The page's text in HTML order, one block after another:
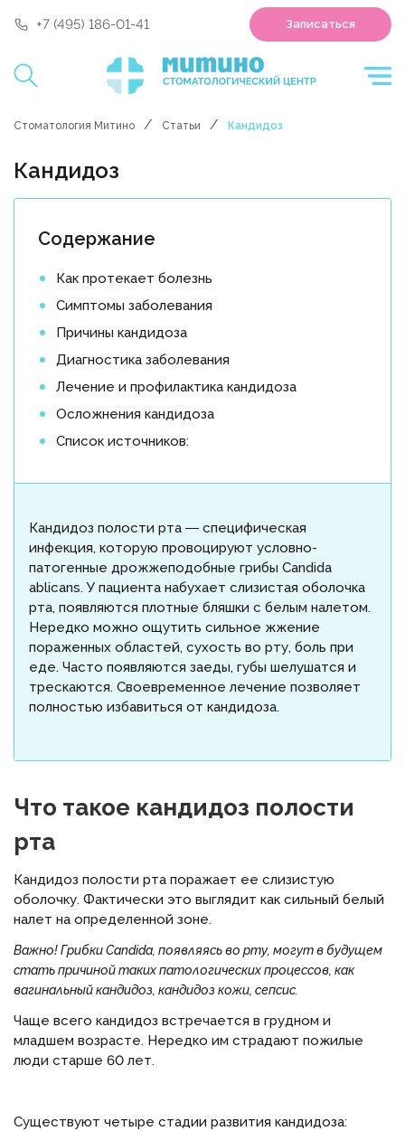
+7 (495) 186-01-41 Записаться
Стоматология Митино Статьи Кандидоз
Кандидоз
Содержание
Как протекает болезнь
Симптомы заболевания
Причины кандидоза
Диагностика заболевания
Лечение и профилактика кандидоза
Осложнения кандидоза
Список источников:
Кандидоз полости рта ― специфическая
инфекция, которую провоцируют условно-
патогенные дрожжеподобные грибы Candida
ablicans. У пациента набухает слизистая оболочка
рта, появляются плотные бляшки с белым налетом.
Нередко можно ощутить сильное жжение
пораженных областей, сухость во рту, боль при
еде. Часто появляются заеды, губы шелушатся и
трескаются. Своевременное лечение позволяет
полностью избавиться от кандидоза.
Что такое кандидоз полости
рта
Кандидоз полости рта поражает ее слизистую
оболочку. Фактически это выглядит как сильный белый
налет на определенной зоне.
Важно!Грибки Candida, появляясь во рту, могут в будущем
стать причиной таких патологических процессов, как
вагинальный кандидоз, кандидоз кожи, сепсис.
Чаще всего кандидоз встречается в грудном и
младшем возрасте. Нередко им страдают пожилые
люди старше 60 лет.
Существуют четыре стадии развития кандидоза: